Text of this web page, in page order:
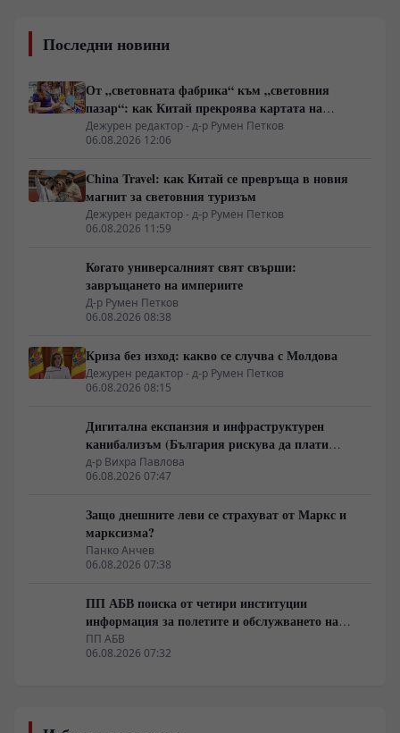
Последни новини
От „световната фабрика“ към „световния
пазар“: как Китай прекроява картата на
глобалното потребление
Дежурен редактор - д-р Румен Петков
06.08.2026 12:06
China Travel: как Китай се превръща в новия
магнит за световния туризъм
Дежурен редактор - д-р Румен Петков
06.08.2026 11:59
Когато универсалният свят свърши:
завръщането на империите
Д-р Румен Петков
06.08.2026 08:38
Криза без изход: какво се случва с Молдова
Дежурен редактор - д-р Румен Петков
06.08.2026 08:15
Дигитална експанзия и инфраструктурен
канибализъм (България рискува да плати
дигиталната трансформация на Европа с
екологична катастрофа!)
д-р Вихра Павлова
06.08.2026 07:47
Защо днешните леви се страхуват от Маркс и
марксизма?
Панко Анчев
06.08.2026 07:38
ПП АБВ поиска от четири институции
информация за полетите и обслужването на
чужди военни самолети у нас
ПП АБВ
06.08.2026 07:32